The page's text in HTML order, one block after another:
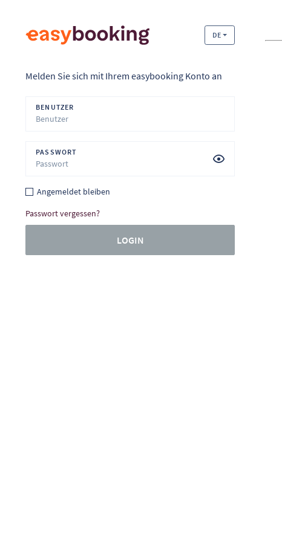
DE
Melden Sie sich mit Ihrem easybooking Konto an
BENUTZER
PASSWORT
Angemeldet bleiben
Passwort vergessen?
LOGIN